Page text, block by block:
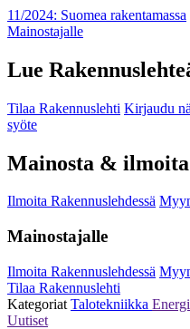
11/2024: Suomea rakentamassa
Mainostajalle
Lue
Tilaa Rakennuslehti Kirjaudu
syöte
Mainosta & ilmoita
Ilmoita Rakennuslehdessä
Mainostajalle
Ilmoita Rakennuslehdessä
Tilaa Rakennuslehti
Kategoriat Talotekniikka
Uutiset